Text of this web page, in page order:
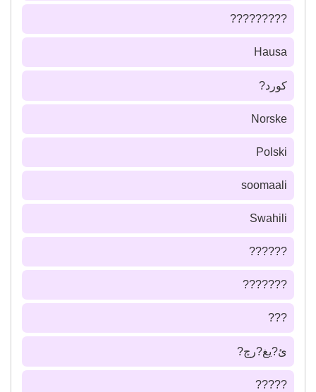
?????????
Hausa
كورد?
Norske
Polski
soomaali
Swahili
??????
???????
???
ئ?يغ?رچ?
?????